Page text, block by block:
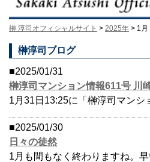
榊 淳司オフィシャルサイト > 2025年 > 1月
榊淳司ブログ
■2025/01/31
榊淳司マンション情報611号 川
1月31日13:25に「榊淳司マンシ
■2025/01/30
日々の徒然
1月も間もなく終わりますね。